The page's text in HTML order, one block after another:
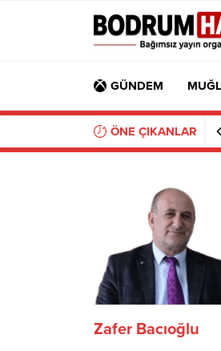
GÜNDEM
ÖNE ÇIKANLAR
Zafer Bacıoğlu